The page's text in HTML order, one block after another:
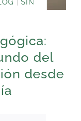
SIN
del
desde